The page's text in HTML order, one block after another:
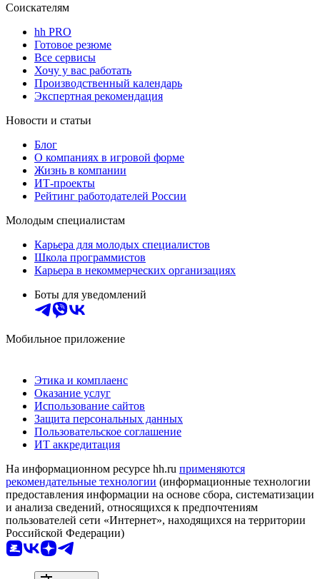
Соискателям
hh PRO
Готовое резюме
Все сервисы
Хочу у вас работать
Производственный календарь
Экспертная рекомендация
Новости и статьи
Блог
О компаниях в игровой форме
Жизнь в компании
ИТ-проекты
Рейтинг работодателей России
Молодым специалистам
Карьера для молодых специалистов
Школа программистов
Карьера в некоммерческих организациях
Боты для уведомлений
Мобильное приложение
Этика и комплаенс
Оказание услуг
Использование сайтов
Защита персональных данных
Пользовательское соглашение
ИТ аккредитация
На информационном ресурсе hh.ru применяются
рекомендательные технологии (информационные технологии
предоставления информации на основе сбора, систематизации
и анализа сведений, относящихся к предпочтениям
пользователей сети «Интернет», находящихся на территории
Российской Федерации)